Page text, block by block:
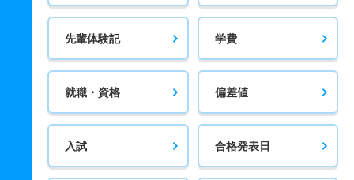
先輩体験記 学費
就職・資格 偏差値
入試 合格発表日